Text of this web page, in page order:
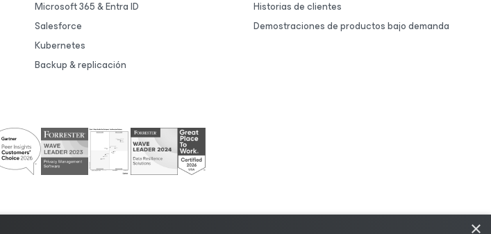
Microsoft 365 & Entra ID
Salesforce
Kubernetes
Backup & replicación
Historias de clientes
Demostraciones de productos bajo demanda
×